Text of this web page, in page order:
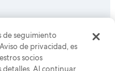
Group. Todos los
Expedia son marcas
Inc. CST# 2029030-50.
de seguimiento
de privacidad, es
socios
detalles. Al continuar